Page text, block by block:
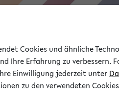
Forschung
Cookies und ähnliche
Ihre Erfahrung zu
Einwilligung jederzeit unter
zu den verwendeten